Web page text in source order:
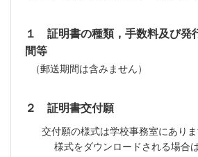
１ 証明書の種類，手数料及び発
間等
（郵送期間は含みません）
２ 証明書交付願
交付願の様式は学校事務室にありま
様式をダウンロードされる場合